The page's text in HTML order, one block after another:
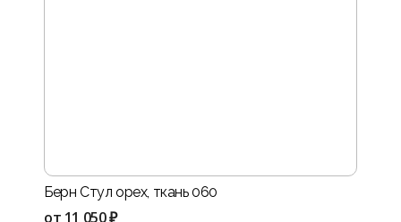
Берн Стул орех, ткань 060
от 11 050 ₽